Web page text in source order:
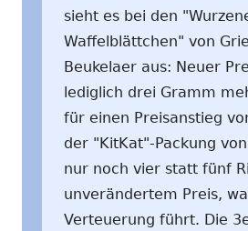
sieht es bei den
Waffelblättchen" von
Beukelaer aus: Neuer
lediglich drei Gramm
für einen Preisanstieg
der "KitKat"-Packung
nur noch vier statt fünf
unverändertem Preis,
Verteuerung führt. Die